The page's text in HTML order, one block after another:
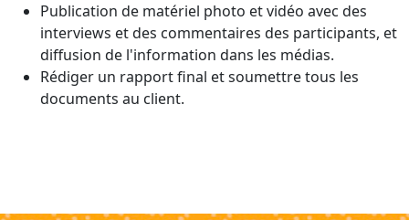
Publication de matériel photo et vidéo avec des
interviews et des commentaires des participants, et
diffusion de l'information dans les médias.
Rédiger un rapport final et soumettre tous les
documents au client.